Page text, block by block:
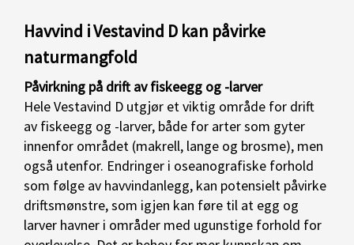
Havvind i Vestavind D kan påvirke
naturmangfold
Påvirkning på drift av fiskeegg og -larver
Hele Vestavind D utgjør et viktig område for drift
av fiskeegg og -larver, både for arter som gyter
innenfor området (makrell, lange og brosme), men
også utenfor. Endringer i oseanografiske forhold
som følge av havvindanlegg, kan potensielt påvirke
driftsmønstre, som igjen kan føre til at egg og
larver havner i områder med ugunstige forhold for